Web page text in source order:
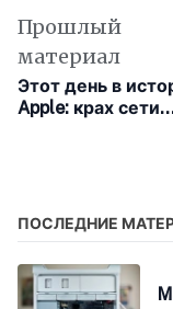
Прошлый
материал
Этот день в
Apple: крах сети
ПОСЛЕДНИЕ